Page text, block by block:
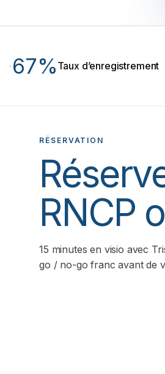
Taux d’enregistrement ·
RÉSERVATION
RNCP
15 minutes en visio avec
go / no-go franc avant de